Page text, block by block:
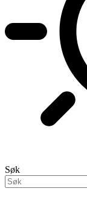
Søk